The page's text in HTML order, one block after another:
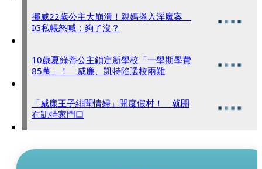
挪威22歲公主大崩潰！親媽捲入淫魔案
IG私帳怒喊：夠了沒？
10歲夏綠蒂公主鎖定新學校「一學期學費
85萬」！ 威廉、凱特陷選校兩難
「威廉王子緋聞情婦」開度假村！ 就開
在凱特家門口